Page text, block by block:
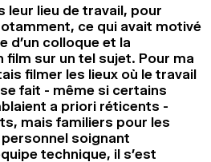
leur lieu de travail, pour
ce qui avait motivé
d’un colloque et la
film sur un tel sujet. Pour ma
filmer les lieux où le travail
fait - même si certains
a priori réticents -
mais familiers pour les
soignant
technique, il s’est